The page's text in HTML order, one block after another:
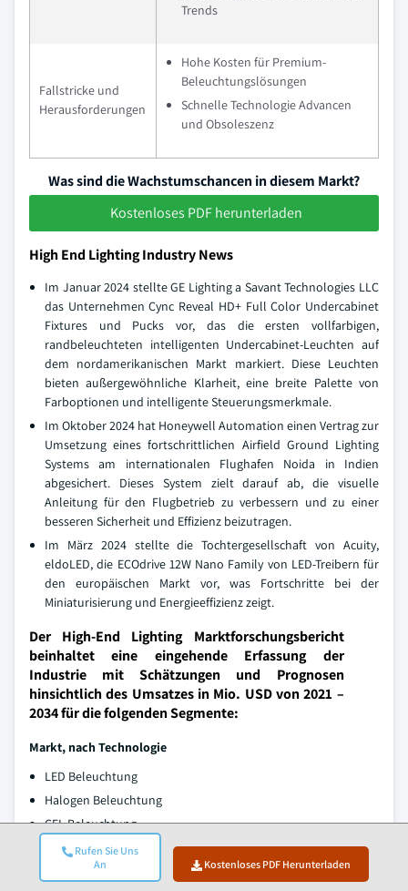
Rufen Sie Uns
An
Kostenloses PDF Herunterladen
Trends
Fallstricke und
Herausforderungen
Hohe Kosten für Premium-
Beleuchtungslösungen
Schnelle Technologie Advancen
und Obsoleszenz
Was sind die Wachstumschancen in diesem Markt?
Kostenloses PDF herunterladen
High End Lighting Industry News
Im Januar 2024 stellte GE Lighting a Savant Technologies LLC
das Unternehmen Cync Reveal HD+ Full Color Undercabinet
Fixtures und Pucks vor, das die ersten vollfarbigen,
randbeleuchteten intelligenten Undercabinet-Leuchten auf
dem nordamerikanischen Markt markiert. Diese Leuchten
bieten außergewöhnliche Klarheit, eine breite Palette von
Farboptionen und intelligente Steuerungsmerkmale.
Im Oktober 2024 hat Honeywell Automation einen Vertrag zur
Umsetzung eines fortschrittlichen Airfield Ground Lighting
Systems am internationalen Flughafen Noida in Indien
abgesichert. Dieses System zielt darauf ab, die visuelle
Anleitung für den Flugbetrieb zu verbessern und zu einer
besseren Sicherheit und Effizienz beizutragen.
Im März 2024 stellte die Tochtergesellschaft von Acuity,
eldoLED, die ECOdrive 12W Nano Family von LED-Treibern für
den europäischen Markt vor, was Fortschritte bei der
Miniaturisierung und Energieeffizienz zeigt.
Der High-End Lighting Marktforschungsbericht
beinhaltet eine eingehende Erfassung der
Industrie mit Schätzungen und Prognosen
hinsichtlich des Umsatzes in Mio. USD von 2021 –
2034 für die folgenden Segmente:
Markt, nach Technologie
LED Beleuchtung
Halogen Beleuchtung
CFL Beleuchtung
Beleuchtung
Markt, nach Produkt